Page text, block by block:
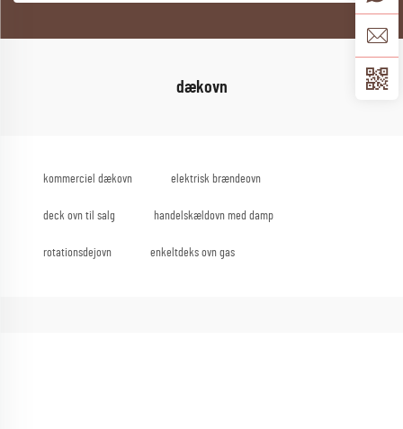
dækovn
kommerciel dækovn elektrisk brændeovn
deck ovn til salg handelskældovn med damp
rotationsdejovn enkeltdeks ovn gas